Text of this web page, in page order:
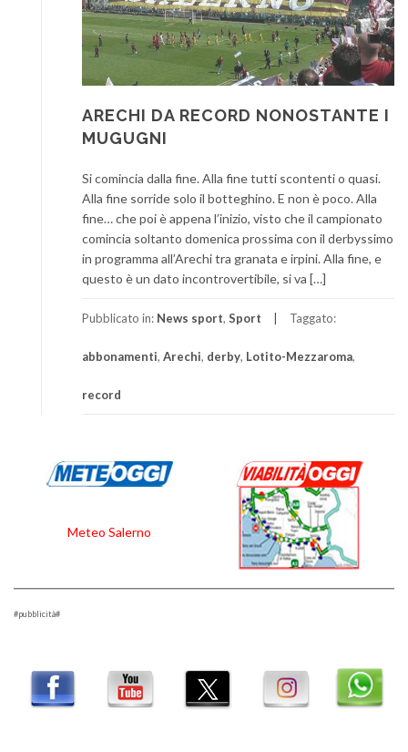
ARECHI DA RECORD NONOSTANTE I
MUGUGNI
Si comincia dalla fine. Alla fine tutti scontenti o quasi.
Alla fine sorride solo il botteghino. E non è poco. Alla
fine… che poi è appena l’inizio, visto che il campionato
comincia soltanto domenica prossima con il derbyssimo
in programma all’Arechi tra granata e irpini. Alla fine, e
questo è un dato incontrovertibile, si va […]
Pubblicato in: News sport, Sport Taggato:
abbonamenti, Arechi, derby, Lotito-Mezzaroma,
record
Meteo Salerno
#pubblicità#